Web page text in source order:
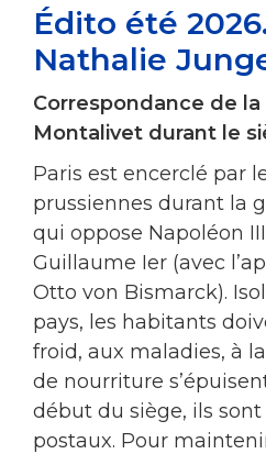
Édito été
Nathalie
Correspondance de
Montalivet durant le
Paris est encerclé par
prussiennes durant la
qui oppose Napoléon
Guillaume Ier (avec
Otto von Bismarck).
pays, les habitants
froid, aux maladies, à
de nourriture
début du siège, ils
postaux. Pour